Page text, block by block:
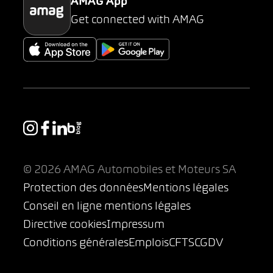
AMAG App
Get connected with AMAG
© 2026 AMAG Automobiles et Moteurs SA
Protection des donnéesMentions légales
Conseil en ligne mentions légales
Directive cookiesImpressum
Conditions généralesEmploisCFTSCGDV